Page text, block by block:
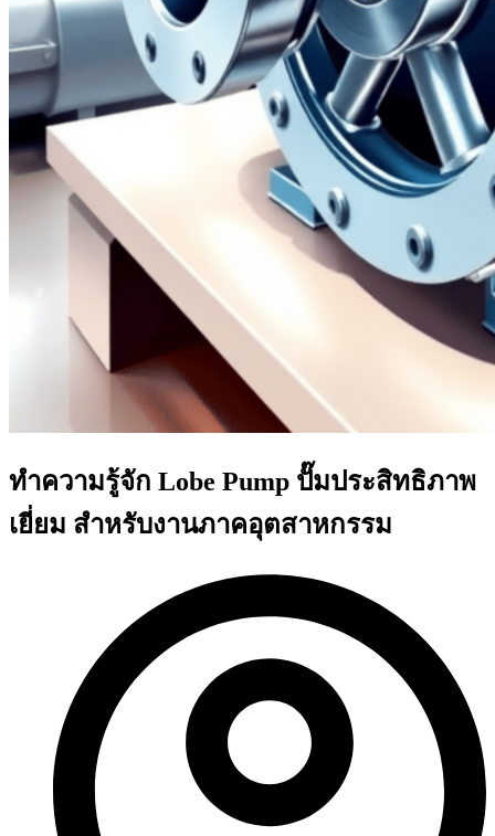
ทำความรู้จัก Lobe Pump ปั๊มประสิทธิภาพ
เยี่ยม สำหรับงานภาคอุตสาหกรรม